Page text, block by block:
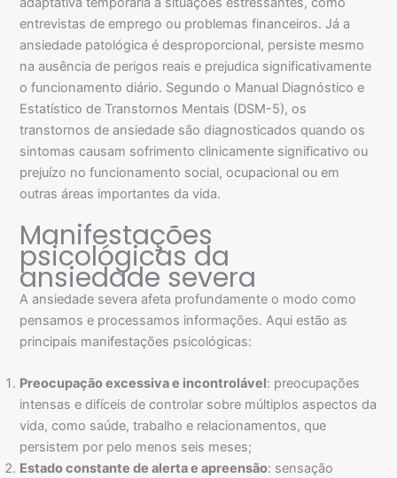
entrevistas de emprego ou problemas financeiros. Já a
ansiedade patológica é desproporcional, persiste mesmo
na ausência de perigos reais e prejudica significativamente
o funcionamento diário. Segundo o Manual Diagnóstico e
Estatístico de Transtornos Mentais (DSM-5), os
transtornos de ansiedade são diagnosticados quando os
sintomas causam sofrimento clinicamente significativo ou
prejuízo no funcionamento social, ocupacional ou em
outras áreas importantes da vida.
Manifestações
psicológicas da
ansiedade severa
A ansiedade severa afeta profundamente o modo como
pensamos e processamos informações. Aqui estão as
principais manifestações psicológicas:
Preocupação excessiva e incontrolável: preocupações
intensas e difíceis de controlar sobre múltiplos aspectos da
vida, como saúde, trabalho e relacionamentos, que
persistem por pelo menos seis meses;
Estado constante de alerta e apreensão: sensação